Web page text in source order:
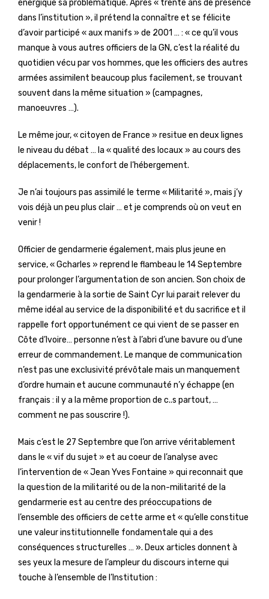
énergique sa problématique. Après « trente ans de présence
dans l’institution », il prétend la connaître et se félicite
d’avoir participé « aux manifs » de 2001 … : « ce qu’il vous
manque à vous autres officiers de la GN, c’est la réalité du
quotidien vécu par vos hommes, que les officiers des autres
armées assimilent beaucoup plus facilement, se trouvant
souvent dans la même situation » (campagnes,
manoeuvres …).
Le même jour, « citoyen de France » resitue en deux lignes
le niveau du débat … la « qualité des locaux » au cours des
déplacements, le confort de l’hébergement.
Je n’ai toujours pas assimilé le terme « Militarité », mais j’y
vois déjà un peu plus clair … et je comprends où on veut en
venir !
Officier de gendarmerie également, mais plus jeune en
service, « Gcharles » reprend le flambeau le 14 Septembre
pour prolonger l’argumentation de son ancien. Son choix de
la gendarmerie à la sortie de Saint Cyr lui parait relever du
même idéal au service de la disponibilité et du sacrifice et il
rappelle fort opportunément ce qui vient de se passer en
Côte d’Ivoire… personne n’est à l’abri d’une bavure ou d’une
erreur de commandement. Le manque de communication
n’est pas une exclusivité prévôtale mais un manquement
d’ordre humain et aucune communauté n’y échappe (en
français : il y a la même proportion de c..s partout, …
comment ne pas souscrire !).
Mais c’est le 27 Septembre que l’on arrive véritablement
dans le « vif du sujet » et au coeur de l’analyse avec
l’intervention de « Jean Yves Fontaine » qui reconnait que
la question de la militarité ou de la non-militarité de la
gendarmerie est au centre des préoccupations de
l’ensemble des officiers de cette arme et « qu’elle constitue
une valeur institutionnelle fondamentale qui a des
conséquences structurelles … ». Deux articles donnent à
ses yeux la mesure de l’ampleur du discours interne qui
touche à l’ensemble de l’Institution :